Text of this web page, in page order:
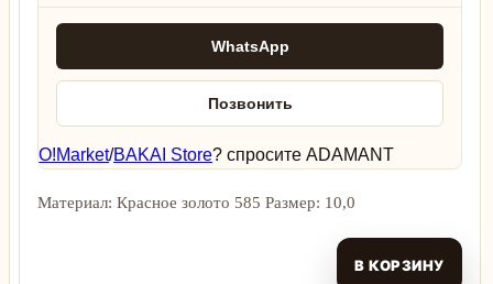
WhatsApp
Позвонить
O!Market/BAKAI Store? спросите ADAMANT
Материал: Красное золото 585 Размер: 10,0
В КОРЗИНУ